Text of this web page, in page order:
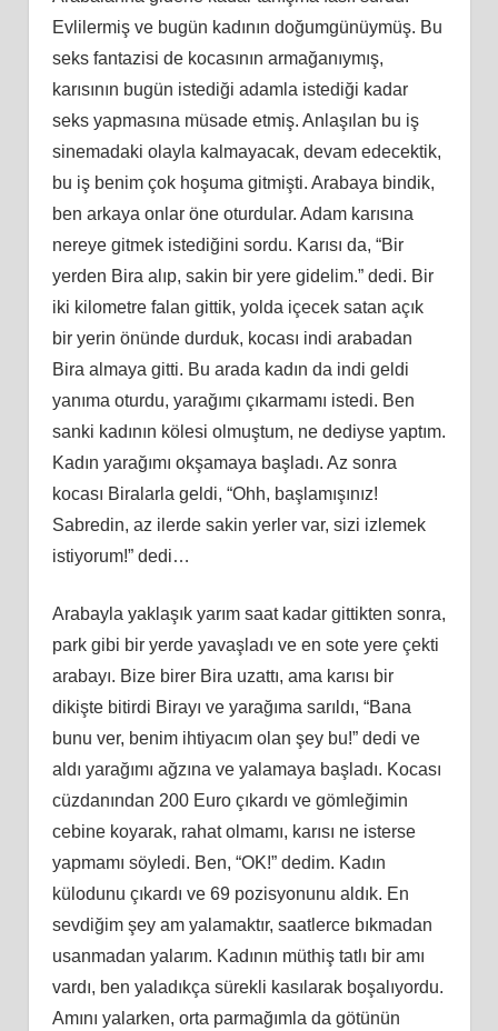
Evlilermiş ve bugün kadının doğumgünüymüş. Bu
seks fantazisi de kocasının armağanıymış,
karısının bugün istediği adamla istediği kadar
seks yapmasına müsade etmiş. Anlaşılan bu iş
sinemadaki olayla kalmayacak, devam edecektik,
bu iş benim çok hoşuma gitmişti. Arabaya bindik,
ben arkaya onlar öne oturdular. Adam karısına
nereye gitmek istediğini sordu. Karısı da, “Bir
yerden Bira alıp, sakin bir yere gidelim.” dedi. Bir
iki kilometre falan gittik, yolda içecek satan açık
bir yerin önünde durduk, kocası indi arabadan
Bira almaya gitti. Bu arada kadın da indi geldi
yanıma oturdu, yarağımı çıkarmamı istedi. Ben
sanki kadının kölesi olmuştum, ne dediyse yaptım.
Kadın yarağımı okşamaya başladı. Az sonra
kocası Biralarla geldi, “Ohh, başlamışınız!
Sabredin, az ilerde sakin yerler var, sizi izlemek
istiyorum!” dedi…
Arabayla yaklaşık yarım saat kadar gittikten sonra,
park gibi bir yerde yavaşladı ve en sote yere çekti
arabayı. Bize birer Bira uzattı, ama karısı bir
dikişte bitirdi Birayı ve yarağıma sarıldı, “Bana
bunu ver, benim ihtiyacım olan şey bu!” dedi ve
aldı yarağımı ağzına ve yalamaya başladı. Kocası
cüzdanından 200 Euro çıkardı ve gömleğimin
cebine koyarak, rahat olmamı, karısı ne isterse
yapmamı söyledi. Ben, “OK!” dedim. Kadın
külodunu çıkardı ve 69 pozisyonunu aldık. En
sevdiğim şey am yalamaktır, saatlerce bıkmadan
usanmadan yalarım. Kadının müthiş tatlı bir amı
vardı, ben yaladıkça sürekli kasılarak boşalıyordu.
Amını yalarken, orta parmağımla da götünün